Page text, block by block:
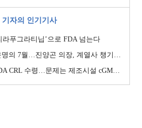
기자의 인기기사
푸그라티닙’으로 FDA 넘는다
월…진양곤 의장, 계열사 챙기며 ‘투트랙’ 행보
수령…문제는 제조시설 cGMP 실사